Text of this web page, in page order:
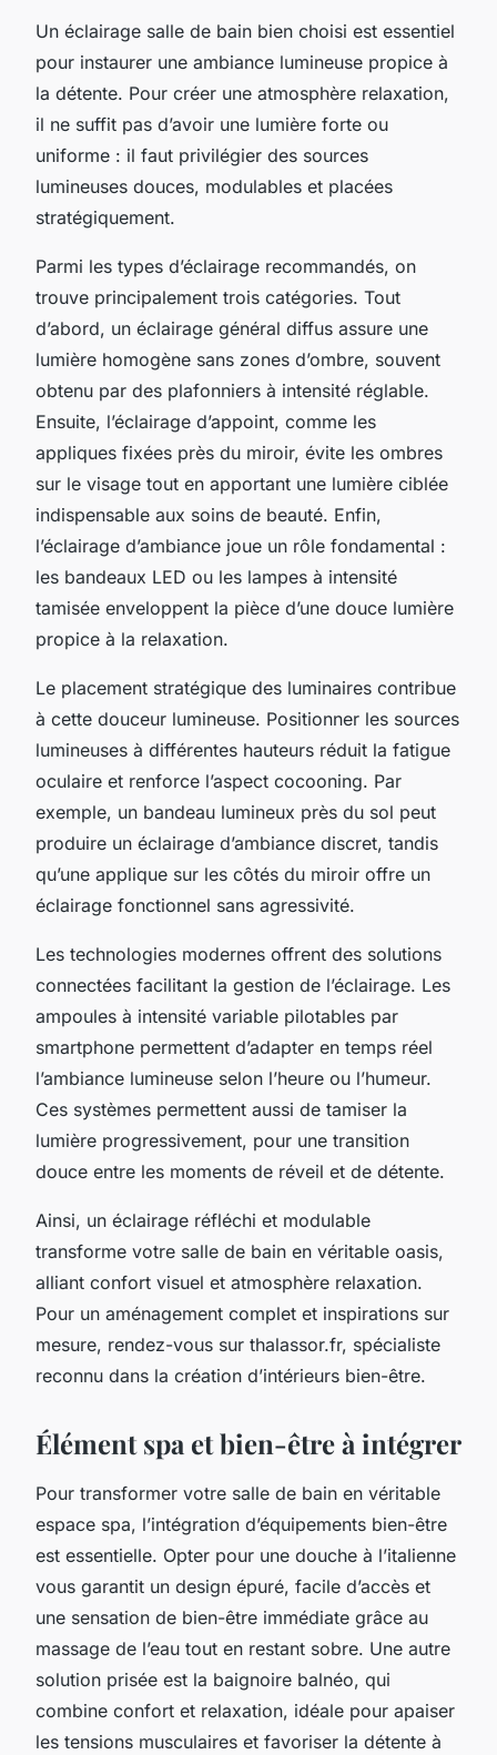
Un éclairage salle de bain bien choisi est essentiel
pour instaurer une ambiance lumineuse propice à
la détente. Pour créer une atmosphère relaxation,
il ne suffit pas d’avoir une lumière forte ou
uniforme : il faut privilégier des sources
lumineuses douces, modulables et placées
stratégiquement.
Parmi les types d’éclairage recommandés, on
trouve principalement trois catégories. Tout
d’abord, un éclairage général diffus assure une
lumière homogène sans zones d’ombre, souvent
obtenu par des plafonniers à intensité réglable.
Ensuite, l’éclairage d’appoint, comme les
appliques fixées près du miroir, évite les ombres
sur le visage tout en apportant une lumière ciblée
indispensable aux soins de beauté. Enfin,
l’éclairage d’ambiance joue un rôle fondamental :
les bandeaux LED ou les lampes à intensité
tamisée enveloppent la pièce d’une douce lumière
propice à la relaxation.
Le placement stratégique des luminaires contribue
à cette douceur lumineuse. Positionner les sources
lumineuses à différentes hauteurs réduit la fatigue
oculaire et renforce l’aspect cocooning. Par
exemple, un bandeau lumineux près du sol peut
produire un éclairage d’ambiance discret, tandis
qu’une applique sur les côtés du miroir offre un
éclairage fonctionnel sans agressivité.
Les technologies modernes offrent des solutions
connectées facilitant la gestion de l’éclairage. Les
ampoules à intensité variable pilotables par
smartphone permettent d’adapter en temps réel
l’ambiance lumineuse selon l’heure ou l’humeur.
Ces systèmes permettent aussi de tamiser la
lumière progressivement, pour une transition
douce entre les moments de réveil et de détente.
Ainsi, un éclairage réfléchi et modulable
transforme votre salle de bain en véritable oasis,
alliant confort visuel et atmosphère relaxation.
Pour un aménagement complet et inspirations sur
mesure, rendez-vous sur thalassor.fr, spécialiste
reconnu dans la création d’intérieurs bien-être.
Élément spa et bien-être à intégrer
Pour transformer votre salle de bain en véritable
espace spa, l’intégration d’équipements bien-être
est essentielle. Opter pour une douche à l’italienne
vous garantit un design épuré, facile d’accès et
une sensation de bien-être immédiate grâce au
massage de l’eau tout en restant sobre. Une autre
solution prisée est la baignoire balnéo, qui
combine confort et relaxation, idéale pour apaiser
les tensions musculaires et favoriser la détente à